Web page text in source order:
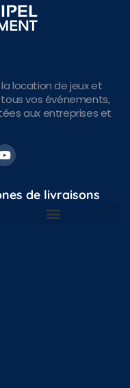
location de jeux et
vos événements,
aux entreprises et
de livraisons